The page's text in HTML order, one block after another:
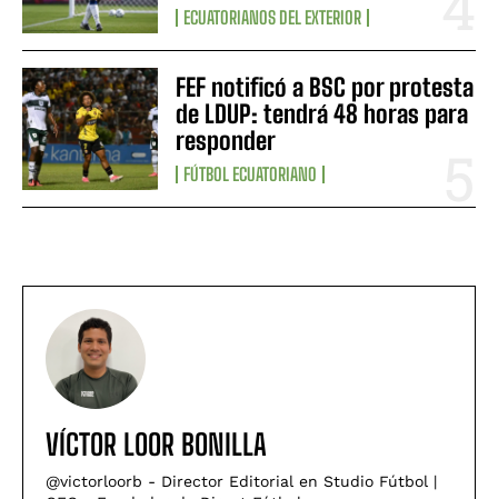
ECUATORIANOS DEL EXTERIOR
FEF notificó a BSC por protesta
de LDUP: tendrá 48 horas para
responder
FÚTBOL ECUATORIANO
VÍCTOR LOOR BONILLA
@victorloorb - Director Editorial en Studio Fútbol |